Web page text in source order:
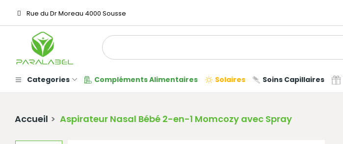
Rue du Dr Moreau 4000 Sousse
Categories Compléments Alimentaires Solaires Soins Capillaires
Accueil Aspirateur Nasal Bébé 2-en-1 Momcozy avec Spray